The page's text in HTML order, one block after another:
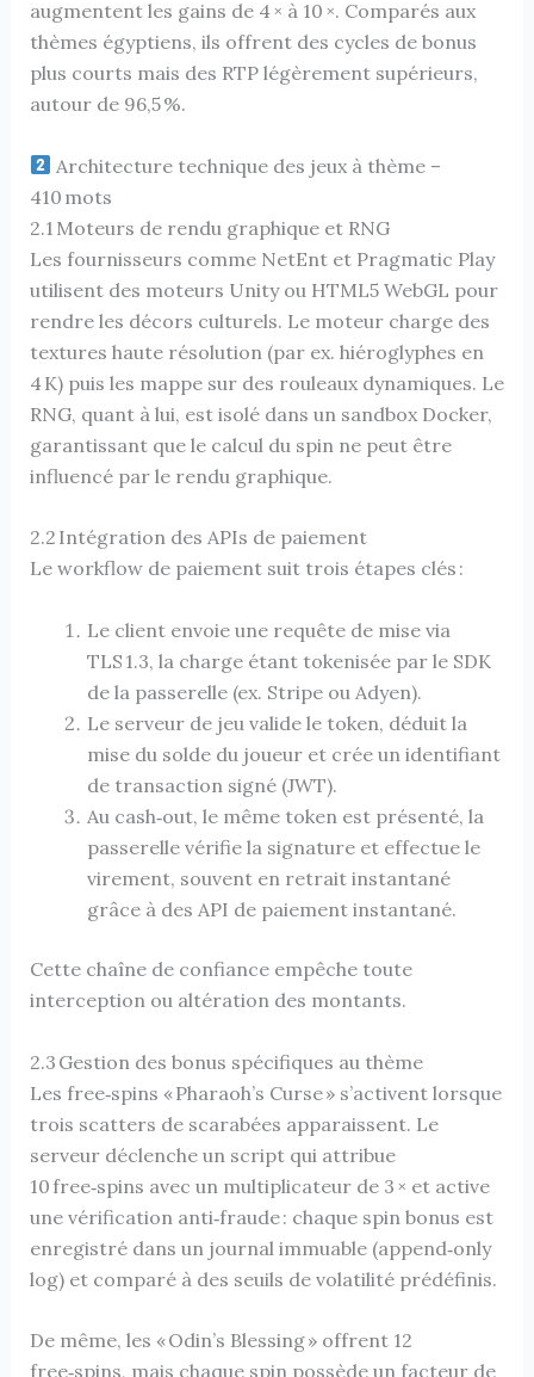
augmentent les gains de 4 × à 10 ×. Comparés aux
thèmes égyptiens, ils offrent des cycles de bonus
plus courts mais des RTP légèrement supérieurs,
autour de 96,5 %.
Architecture technique des jeux à thème –
410 mots
2.1 Moteurs de rendu graphique et RNG
Les fournisseurs comme NetEnt et Pragmatic Play
utilisent des moteurs Unity ou HTML5 WebGL pour
rendre les décors culturels. Le moteur charge des
textures haute résolution (par ex. hiéroglyphes en
4 K) puis les mappe sur des rouleaux dynamiques. Le
RNG, quant à lui, est isolé dans un sandbox Docker,
garantissant que le calcul du spin ne peut être
influencé par le rendu graphique.
2.2 Intégration des APIs de paiement
Le workflow de paiement suit trois étapes clés :
Le client envoie une requête de mise via
TLS 1.3, la charge étant tokenisée par le SDK
de la passerelle (ex. Stripe ou Adyen).
Le serveur de jeu valide le token, déduit la
mise du solde du joueur et crée un identifiant
de transaction signé (JWT).
Au cash‑out, le même token est présenté, la
passerelle vérifie la signature et effectue le
virement, souvent en retrait instantané
grâce à des API de paiement instantané.
Cette chaîne de confiance empêche toute
interception ou altération des montants.
2.3 Gestion des bonus spécifiques au thème
Les free‑spins « Pharaoh’s Curse » s’activent lorsque
trois scatters de scarabées apparaissent. Le
serveur déclenche un script qui attribue
10 free‑spins avec un multiplicateur de 3 × et active
une vérification anti‑fraude : chaque spin bonus est
enregistré dans un journal immuable (append‑only
log) et comparé à des seuils de volatilité prédéfinis.
De même, les « Odin’s Blessing » offrent 12
free‑spins, mais chaque spin possède un facteur de